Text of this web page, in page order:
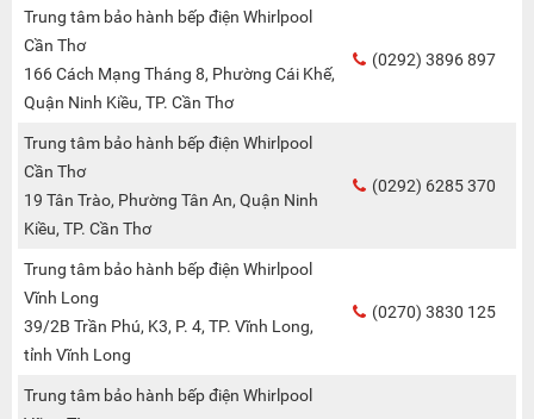
Trung tâm bảo hành bếp điện Whirlpool
Cần Thơ
166 Cách Mạng Tháng 8, Phường Cái Khế,
Quận Ninh Kiều, TP. Cần Thơ
(0292) 3896 897
Trung tâm bảo hành bếp điện Whirlpool
Cần Thơ
19 Tân Trào, Phường Tân An, Quận Ninh
Kiều, TP. Cần Thơ
(0292) 6285 370
Trung tâm bảo hành bếp điện Whirlpool
Vĩnh Long
39/2B Trần Phú, K3, P. 4, TP. Vĩnh Long,
tỉnh Vĩnh Long
(0270) 3830 125
Trung tâm bảo hành bếp điện Whirlpool